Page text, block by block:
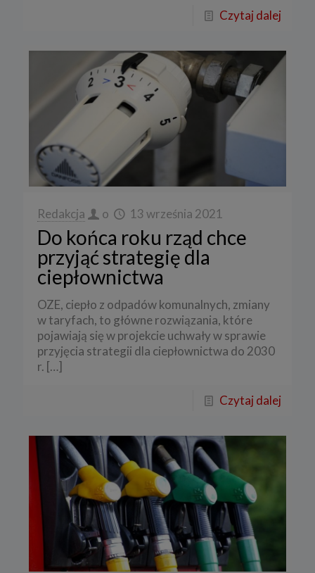
Czytaj dalej
Redakcja o 13 września 2021
Do końca roku rząd chce
przyjąć strategię dla
ciepłownictwa
OZE, ciepło z odpadów komunalnych, zmiany
w taryfach, to główne rozwiązania, które
pojawiają się w projekcie uchwały w sprawie
przyjęcia strategii dla ciepłownictwa do 2030
r. […]
Czytaj dalej